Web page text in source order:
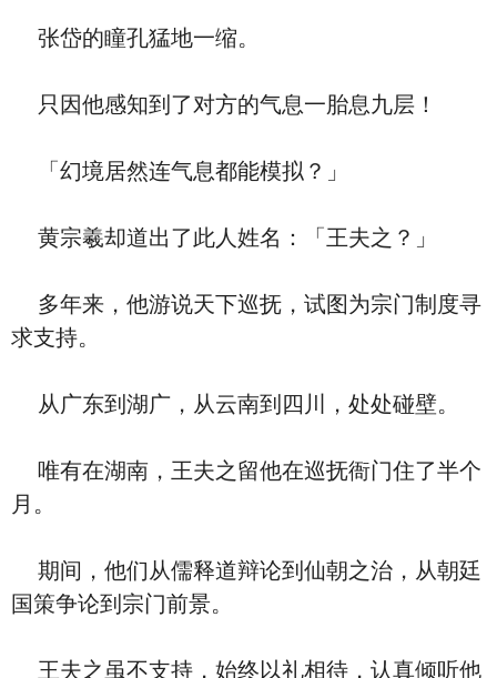
张岱的瞳孔猛地一缩。
只因他感知到了对方的气息一胎息九层！
「幻境居然连气息都能模拟？」
黄宗羲却道出了此人姓名：「王夫之？」
多年来，他游说天下巡抚，试图为宗门制度寻
求支持。
从广东到湖广，从云南到四川，处处碰壁。
唯有在湖南，王夫之留他在巡抚衙门住了半个
月。
期间，他们从儒释道辩论到仙朝之治，从朝廷
国策争论到宗门前景。
王夫之虽不支持，始终以礼相待，认真倾听他